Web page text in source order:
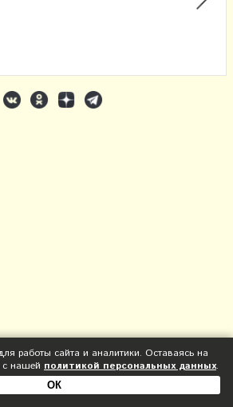
работы сайта и аналитики. Оставаясь на
с нашей политикой персональных данных.
ОК